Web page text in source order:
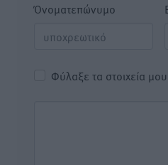
Όνοματεπώνυμο
Φύλαξε τα στοιχεία